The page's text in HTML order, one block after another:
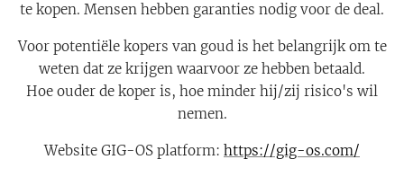
te kopen. Mensen hebben garanties nodig voor de deal.
Voor potentiële kopers van goud is het belangrijk om te
weten dat ze krijgen waarvoor ze hebben betaald.
Hoe ouder de koper is, hoe minder hij/zij risico's wil
nemen.
Website GIG-OS platform: https://gig-os.com/